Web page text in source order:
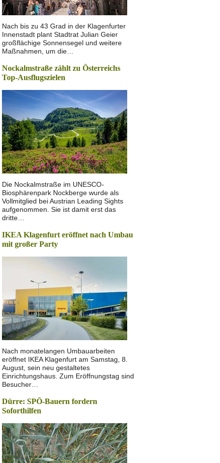
Nach bis zu 43 Grad in der Klagenfurter
Innenstadt plant Stadtrat Julian Geier
großflächige Sonnensegel und weitere
Maßnahmen, um die…
Nockalmstraße zählt zu Österreichs
Top-Ausflugszielen
Die Nockalmstraße im UNESCO-
Biosphärenpark Nockberge wurde als
Vollmitglied bei Austrian Leading Sights
aufgenommen. Sie ist damit erst das
dritte…
IKEA Klagenfurt eröffnet nach Umbau
mit großer Party
Nach monatelangen Umbauarbeiten
eröffnet IKEA Klagenfurt am Samstag, 8.
August, sein neu gestaltetes
Einrichtungshaus. Zum Eröffnungstag sind
Besucher…
Dürre: SPÖ-Bauern fordern
Soforthilfen